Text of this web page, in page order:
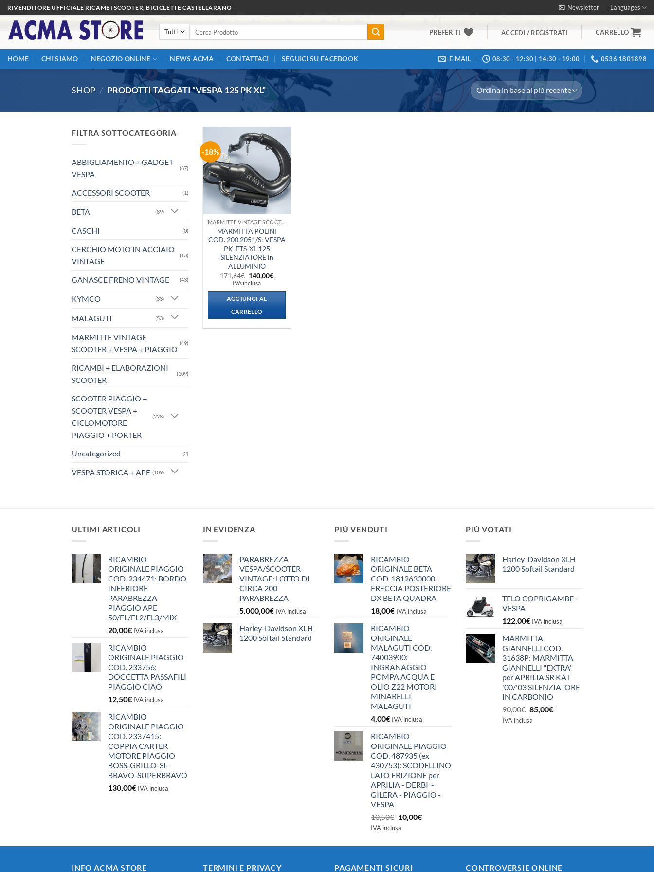
Salta
ai
contenuti
RIVENDITORE UFFICIALE RICAMBI SCOOTER, BICICLETTE CASTELLARANO Newsletter Languages
PREFERITI ACCEDI / REGISTRATI CARRELLO
HOME CHI SIAMO NEGOZIO ONLINE NEWS ACMA CONTATTACI SEGUICI SU FACEBOOK E-MAIL 08:30 - 12:30 | 14:30 - 19:00 0536 1801898
SHOP / PRODOTTI TAGGATI “VESPA 125 PK XL”
FILTRA SOTTOCATEGORIA
ABBIGLIAMENTO + GADGET
VESPA
(67)
ACCESSORI SCOOTER (1)
BETA (89)
CASCHI (0)
CERCHIO MOTO IN ACCIAIO
VINTAGE
(13)
GANASCE FRENO VINTAGE (43)
KYMCO (33)
MALAGUTI (53)
MARMITTE VINTAGE
SCOOTER + VESPA + PIAGGIO
(49)
RICAMBI + ELABORAZIONI
SCOOTER
(109)
SCOOTER PIAGGIO +
SCOOTER VESPA +
CICLOMOTORE
PIAGGIO + PORTER
(228)
Uncategorized (2)
VESPA STORICA + APE (109)
-18%
Aggiungi
alla lista
desideri
MARMITTE VINTAGE SCOOTER + VESPA + PIAGGIO
MARMITTA POLINI
COD. 200.2051/S: VESPA
PK-ETS-XL 125
SILENZIATORE in
ALLUMINIO
171,64€ Il
prezzo
era:
171,64€.
140,00€Il
IVA inclusa
AGGIUNGI AL
CARRELLO
ULTIMI ARTICOLI
RICAMBIO
ORIGINALE PIAGGIO
COD. 234471: BORDO
INFERIORE
PARABREZZA
PIAGGIO APE
50/FL/FL2/FL3/MIX
20,00€ IVA inclusa
RICAMBIO
ORIGINALE PIAGGIO
COD. 233756:
DOCCETTA PASSAFILI
PIAGGIO CIAO
12,50€ IVA inclusa
RICAMBIO
ORIGINALE PIAGGIO
COD. 2337415:
COPPIA CARTER
MOTORE PIAGGIO
BOSS-GRILLO-SI-
BRAVO-SUPERBRAVO
130,00€ IVA inclusa
IN EVIDENZA
PARABREZZA
VESPA/SCOOTER
VINTAGE: LOTTO DI
CIRCA 200
PARABREZZA
5.000,00€ IVA inclusa
Harley-Davidson XLH
1200 Softail Standard
PIÙ VENDUTI
RICAMBIO
ORIGINALE BETA
COD. 1812630000:
FRECCIA POSTERIORE
DX BETA QUADRA
18,00€ IVA inclusa
RICAMBIO
ORIGINALE
MALAGUTI COD.
74003900:
INGRANAGGIO
POMPA ACQUA E
OLIO Z22 MOTORI
MINARELLI
MALAGUTI
4,00€ IVA inclusa
RICAMBIO
ORIGINALE PIAGGIO
COD. 487935 (ex
430753): SCODELLINO
LATO FRIZIONE per
APRILIA - DERBI -
GILERA - PIAGGIO -
VESPA
10,50€ Il
prezzo
era:
10,00€Il
è:
IVA inclusa
PIÙ VOTATI
Harley-Davidson XLH
1200 Softail Standard
TELO COPRIGAMBE -
VESPA
122,00€ IVA inclusa
MARMITTA
GIANNELLI COD.
31638P: MARMITTA
GIANNELLI "EXTRA"
per APRILIA SR KAT
'00/'03 SILENZIATORE
IN CARBONIO
90,00€ Il
prezzo
85,00€Il
IVA inclusa
INFO ACMA STORE TERMINI E PRIVACY PAGAMENTI SICURI CONTROVERSIE ONLINE